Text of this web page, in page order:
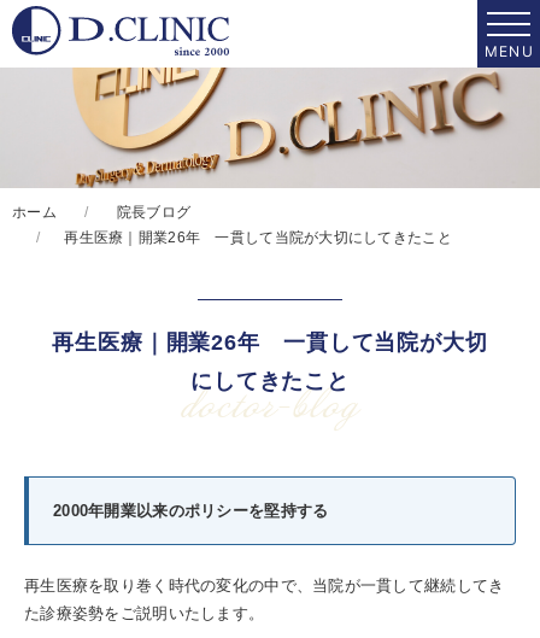
ホーム
院長ブログ
再生医療｜開業26年 一貫して当院が大切にしてきたこと
再生医療｜開業26年 一貫して当院が大切
にしてきたこと
doctor-blog
2000年開業以来のポリシーを堅持する
再生医療を取り巻く時代の変化の中で、当院が一貫して継続してき
た診療姿勢をご説明いたします。